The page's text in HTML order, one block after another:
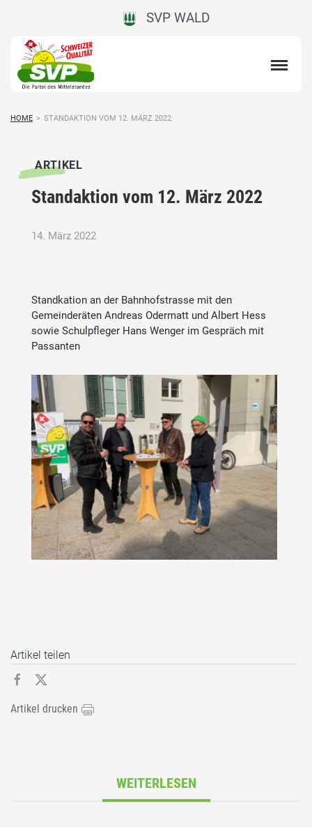
SVP WALD
HOME > STANDAKTION VOM 12. MÄRZ 2022
ARTIKEL
Standaktion vom 12. März 2022
14. März 2022
Standkation an der Bahnhofstrasse mit den
Gemeinderäten Andreas Odermatt und Albert Hess
sowie Schulpfleger Hans Wenger im Gespräch mit
Passanten
Artikel teilen
Artikel drucken
WEITERLESEN